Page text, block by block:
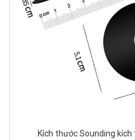
Kích thước Sounding